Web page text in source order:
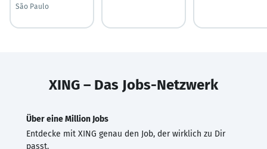
São Paulo
XING – Das Jobs-Netzwerk
Über eine Million Jobs
Entdecke mit XING genau den Job, der wirklich zu Dir
passt.